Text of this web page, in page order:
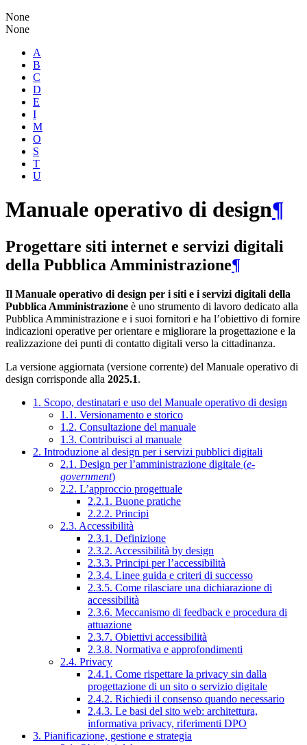
None
None
A
B
C
D
E
I
M
O
S
T
U
Manuale operativo di design¶
Progettare siti internet e servizi digitali
della Pubblica Amministrazione¶
Il Manuale operativo di design per i siti e i servizi digitali della
Pubblica Amministrazione è uno strumento di lavoro dedicato alla
Pubblica Amministrazione e i suoi fornitori e ha l’obiettivo di fornire
indicazioni operative per orientare e migliorare la progettazione e la
realizzazione dei punti di contatto digitali verso la cittadinanza.
La versione aggiornata (versione corrente) del Manuale operativo di
design corrisponde alla 2025.1.
1. Scopo, destinatari e uso del Manuale operativo di design
1.1. Versionamento e storico
1.2. Consultazione del manuale
1.3. Contribuisci al manuale
2. Introduzione al design per i servizi pubblici digitali
2.1. Design per l’amministrazione digitale (e-
government)
2.2. L’approccio progettuale
2.2.1. Buone pratiche
2.2.2. Principi
2.3. Accessibilità
2.3.1. Definizione
2.3.2. Accessibilità by design
2.3.3. Principi per l’accessibilità
2.3.4. Linee guida e criteri di successo
2.3.5. Come rilasciare una dichiarazione di
accessibilità
2.3.6. Meccanismo di feedback e procedura di
attuazione
2.3.7. Obiettivi accessibilità
2.3.8. Normativa e approfondimenti
2.4. Privacy
2.4.1. Come rispettare la privacy sin dalla
progettazione di un sito o servizio digitale
2.4.2. Richiedi il consenso quando necessario
2.4.3. Le basi del sito web: architettura,
informativa privacy, riferimenti DPO
3. Pianificazione, gestione e strategia